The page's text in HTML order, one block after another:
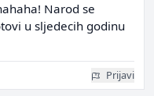
Narod se
u sljedecih godinu
Prijavi